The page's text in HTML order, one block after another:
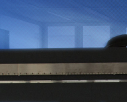
顾问